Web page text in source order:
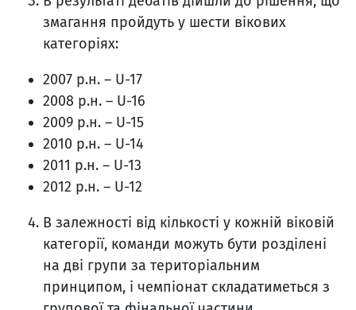
змагання пройдуть у шести вікових
категоріях:
2007 р.н. – U-17
2008 р.н. – U-16
2009 р.н. – U-15
2010 р.н. – U-14
2011 р.н. – U-13
2012 р.н. – U-12
В залежності від кількості у кожній віковій
категорії, команди можуть бути розділені
на дві групи за територіальним
принципом, і чемпіонат складатиметься з